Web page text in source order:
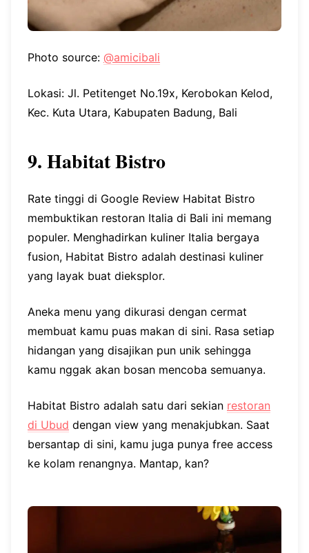
Photo source: @amicibali
Lokasi: Jl. Petitenget No.19x, Kerobokan Kelod,
Kec. Kuta Utara, Kabupaten Badung, Bali
9. Habitat Bistro
Rate tinggi di Google Review Habitat Bistro
membuktikan restoran Italia di Bali ini memang
populer. Menghadirkan kuliner Italia bergaya
fusion, Habitat Bistro adalah destinasi kuliner
yang layak buat dieksplor.
Aneka menu yang dikurasi dengan cermat
membuat kamu puas makan di sini. Rasa setiap
hidangan yang disajikan pun unik sehingga
kamu nggak akan bosan mencoba semuanya.
Habitat Bistro adalah satu dari sekian restoran
di Ubud dengan view yang menakjubkan. Saat
bersantap di sini, kamu juga punya free access
ke kolam renangnya. Mantap, kan?